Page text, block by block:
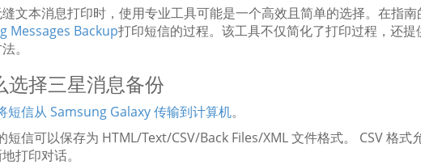
文本消息打印时，使用专业工具可能是一个高效且简单的选择。在指
Messages Backup打印短信的过程。该工具不仅简化了打印过程，还
。
选择三星消息备份
短信从 Samsung Galaxy 传输到计算机。
短信可以保存为 HTML/Text/CSV/Back Files/XML 文件格式。 CSV 格
打印对话。